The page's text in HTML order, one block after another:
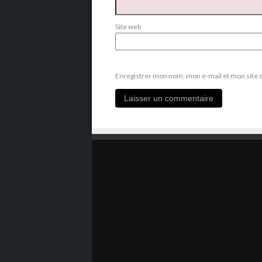
Site web
Enregistrer mon nom, mon e-mail et mon site